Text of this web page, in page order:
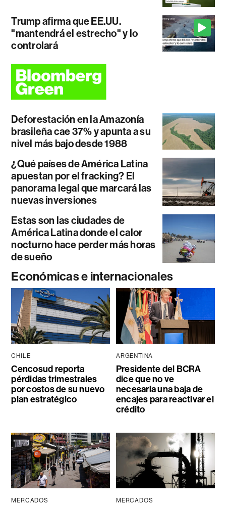
Trump afirma que EE.UU.
"mantendrá el estrecho" y lo
controlará
Deforestación en la Amazonía
brasileña cae 37% y apunta a su
nivel más bajo desde 1988
¿Qué países de América Latina
apuestan por el fracking? El
panorama legal que marcará las
nuevas inversiones
Estas son las ciudades de
América Latina donde el calor
nocturno hace perder más horas
de sueño
Económicas e internacionales
CHILE
Cencosud reporta
pérdidas trimestrales
por costos de su nuevo
plan estratégico
ARGENTINA
Presidente del BCRA
dice que no ve
necesaria una baja de
encajes para reactivar el
crédito
MERCADOS MERCADOS